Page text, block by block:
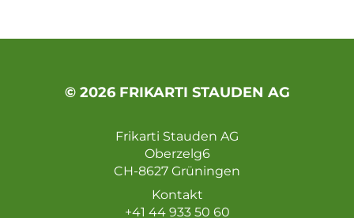
© 2026 FRIKARTI STAUDEN AG
Frikarti Stauden AG
Oberzelg6
CH-8627 Grüningen
Kontakt
+41 44 933 50 60